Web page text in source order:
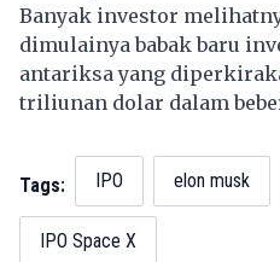
Banyak investor
dimulainya babak baru
antariksa yang
triliunan dolar dalam
Tags: IPO elon musk
IPO Space X